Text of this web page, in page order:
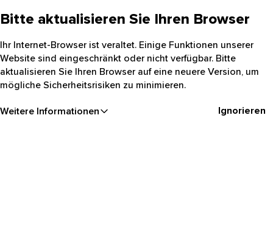
Bitte aktualisieren Sie Ihren Browser
Ihr Internet-Browser ist veraltet. Einige Funktionen unserer
Website sind eingeschränkt oder nicht verfügbar. Bitte
aktualisieren Sie Ihren Browser auf eine neuere Version, um
mögliche Sicherheitsrisiken zu minimieren.
Weitere Informationen Ignorieren